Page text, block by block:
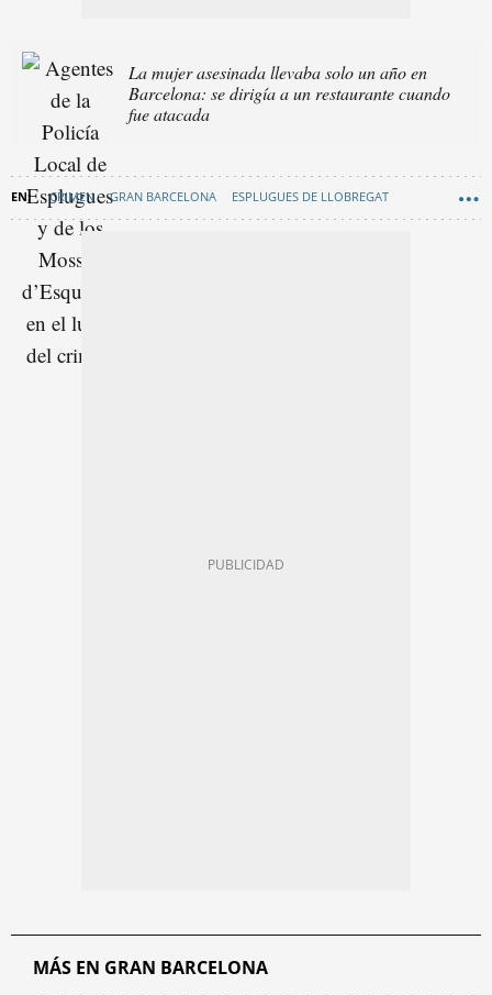
La mujer asesinada llevaba solo un año en
Barcelona: se dirigía a un restaurante cuando
fue atacada
CRIMEN GRAN BARCELONA ESPLUGUES DE LLOBREGAT
EDUARD SANZ
MÁS EN GRAN BARCELONA